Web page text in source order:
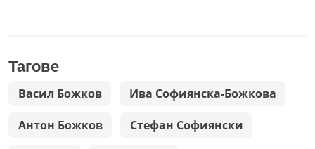
Тагове
Васил Божков Ива Софиянска-Божкова
Антон Божков Стефан Софиянски